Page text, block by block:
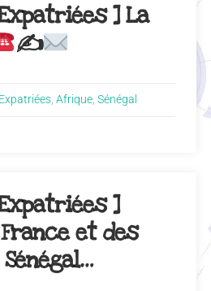
] La
✍
, Afrique, Sénégal
]
et des